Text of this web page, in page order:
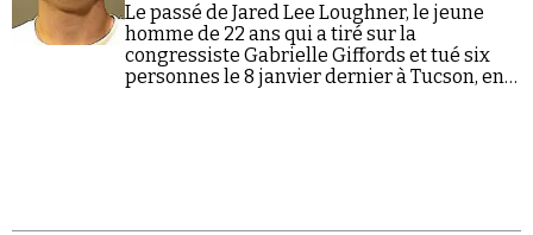
Le passé de Jared Lee Loughner, le jeune
homme de 22 ans qui a tiré sur la
congressiste Gabrielle Giffords et tué six
personnes le 8 janvier dernier à Tucson, en